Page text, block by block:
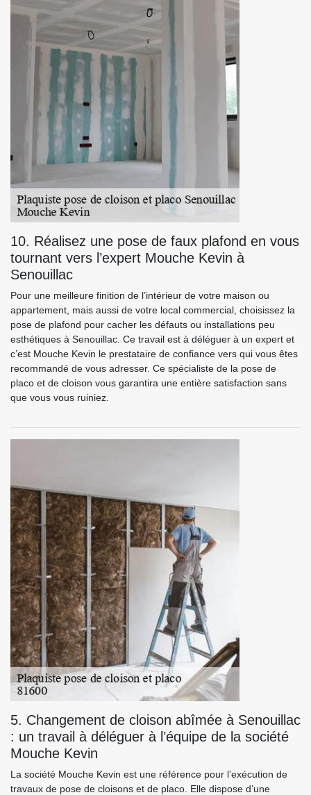
10. Réalisez une pose de faux plafond en vous
tournant vers l’expert Mouche Kevin à
Senouillac
Pour une meilleure finition de l’intérieur de votre maison ou
appartement, mais aussi de votre local commercial, choisissez la
pose de plafond pour cacher les défauts ou installations peu
esthétiques à Senouillac. Ce travail est à déléguer à un expert et
c’est Mouche Kevin le prestataire de confiance vers qui vous êtes
recommandé de vous adresser. Ce spécialiste de la pose de
placo et de cloison vous garantira une entière satisfaction sans
que vous vous ruiniez.
5. Changement de cloison abîmée à Senouillac
: un travail à déléguer à l’équipe de la société
Mouche Kevin
La société Mouche Kevin est une référence pour l’exécution de
travaux de pose de cloisons et de placo. Elle dispose d’une